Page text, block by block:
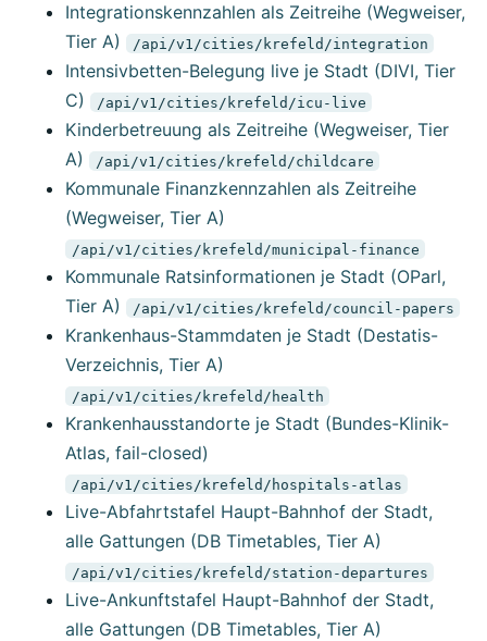
Integrationskennzahlen als Zeitreihe (Wegweiser,
Tier A)
/api/v1/cities/krefeld/integration
Intensivbetten-Belegung live je Stadt (DIVI, Tier
C)
/api/v1/cities/krefeld/icu-live
Kinderbetreuung als Zeitreihe (Wegweiser, Tier
A)
/api/v1/cities/krefeld/childcare
Kommunale Finanzkennzahlen als Zeitreihe
(Wegweiser, Tier A)
/api/v1/cities/krefeld/municipal-finance
Kommunale Ratsinformationen je Stadt (OParl,
Tier A)
/api/v1/cities/krefeld/council-papers
Krankenhaus-Stammdaten je Stadt (Destatis-
Verzeichnis, Tier A)
/api/v1/cities/krefeld/health
Krankenhausstandorte je Stadt (Bundes-Klinik-
Atlas, fail-closed)
/api/v1/cities/krefeld/hospitals-atlas
Live-Abfahrtstafel Haupt-Bahnhof der Stadt,
alle Gattungen (DB Timetables, Tier A)
/api/v1/cities/krefeld/station-departures
Live-Ankunftstafel Haupt-Bahnhof der Stadt,
alle Gattungen (DB Timetables, Tier A)